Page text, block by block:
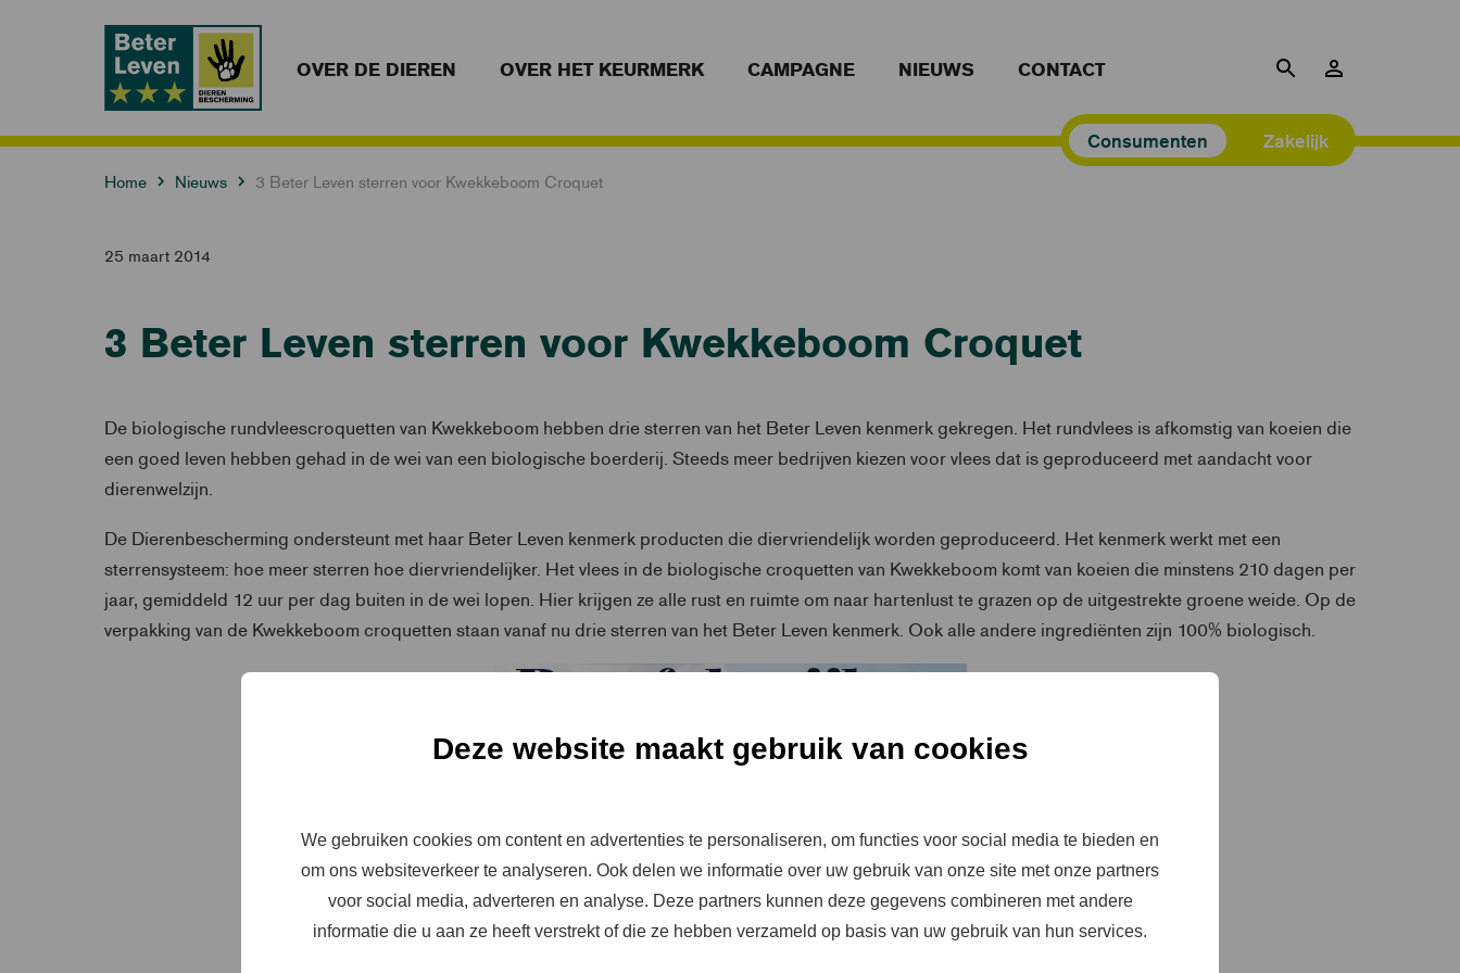
Deze website maakt gebruik van cookies
We gebruiken cookies om content en advertenties te personaliseren, om functies voor social media te bieden en
om ons websiteverkeer te analyseren. Ook delen we informatie over uw gebruik van onze site met onze partners
voor social media, adverteren en analyse. Deze partners kunnen deze gegevens combineren met andere
informatie die u aan ze heeft verstrekt of die ze hebben verzameld op basis van uw gebruik van hun services.
OVER DE DIEREN OVER HET KEURMERK CAMPAGNE NIEUWS CONTACT
Consumenten Zakelijk
Home Nieuws 3 Beter Leven sterren voor Kwekkeboom Croquet
25 maart 2014
3 Beter Leven sterren voor Kwekkeboom Croquet
De biologische rundvleescroquetten van Kwekkeboom hebben drie sterren van het Beter Leven kenmerk gekregen. Het rundvlees is afkomstig van koeien die
een goed leven hebben gehad in de wei van een biologische boerderij. Steeds meer bedrijven kiezen voor vlees dat is geproduceerd met aandacht voor
dierenwelzijn.
De Dierenbescherming ondersteunt met haar Beter Leven kenmerk producten die diervriendelijk worden geproduceerd. Het kenmerk werkt met een
sterrensysteem: hoe meer sterren hoe diervriendelijker. Het vlees in de biologische croquetten van Kwekkeboom komt van koeien die minstens 210 dagen per
jaar, gemiddeld 12 uur per dag buiten in de wei lopen. Hier krijgen ze alle rust en ruimte om naar hartenlust te grazen op de uitgestrekte groene weide. Op de
verpakking van de Kwekkeboom croquetten staan vanaf nu drie sterren van het Beter Leven kenmerk. Ook alle andere ingrediënten zijn 100% biologisch.